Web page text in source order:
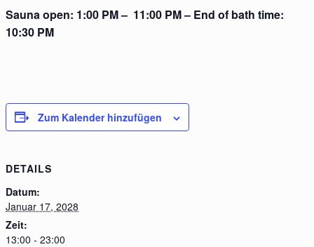
Sauna open: 1:00 PM – 11:00 PM – End of bath time:
10:30 PM
Zum Kalender hinzufügen
DETAILS
Datum:
Januar 17, 2028
Zeit:
13:00 - 23:00